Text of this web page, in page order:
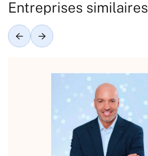
Entreprises similaires